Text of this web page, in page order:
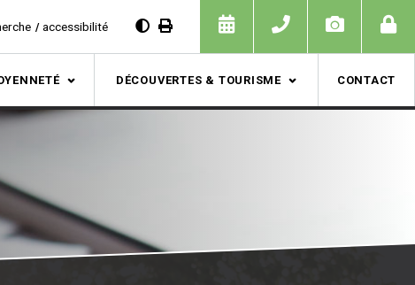
accessibilité
DÉCOUVERTES & TOURISME CONTACT